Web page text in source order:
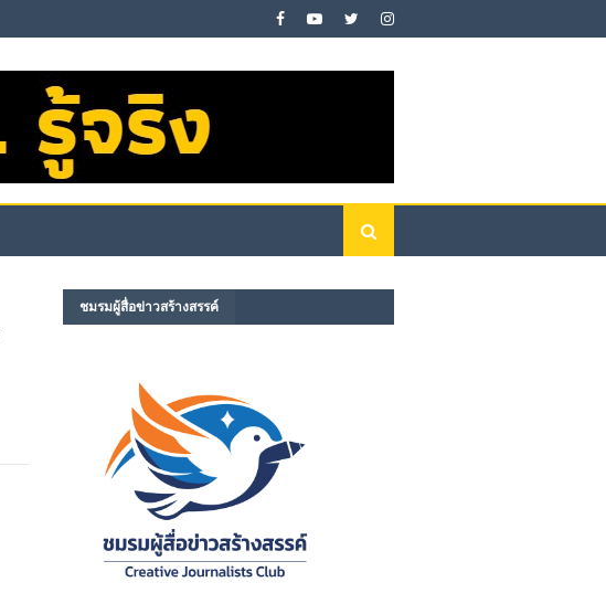
ชมรม​ผู้สื่อข่าวสร้างสรรค์​